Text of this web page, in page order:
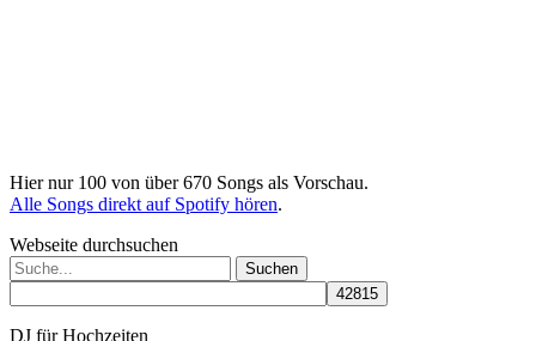
Hier nur 100 von über 670 Songs als Vorschau.
Alle Songs direkt auf Spotify hören.
Webseite durchsuchen
Suchen
nach:
DJ für Hochzeiten